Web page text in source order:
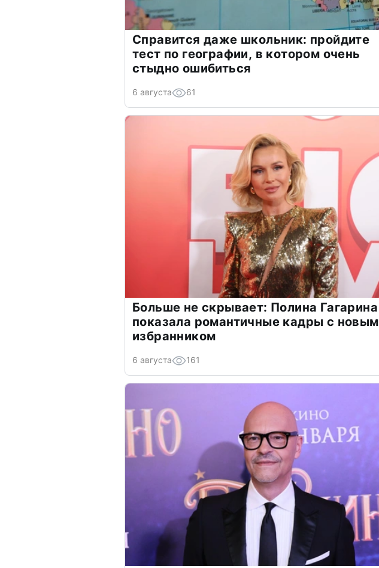
Справится даже школьник: пройдите
тест по географии, в котором очень
стыдно ошибиться
6 августа 61
Больше не скрывает: Полина Гагарина
показала романтичные кадры с новым
избранником
6 августа 161